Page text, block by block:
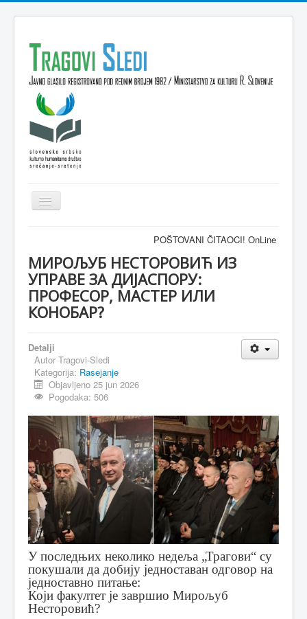
Isključi
navigaciju
VESTI
KULTURA
INTERVJU
FELJTON
SPORT
PISMA ČITALACA
IMPRESUM
POŠTOVANI ČITAOCI! OnLine
МИРОЉУБ НЕСТОРОВИЋ ИЗ
УПРАВЕ ЗА ДИЈАСПОРУ:
ПРОФЕСОР, МАСТЕР ИЛИ
КОНОБАР?
Detalji
Autor Tragovi-Sledi
Kategorija: Rasejanje
Objavljeno 25 jun 2026
Pogodaka: 506
У последњих неколико недеља „Трагови“ су
покушали да добију једноставан одговор на
једноставно питање:
Који факултет је завршио Мирољуб
Несторовић?